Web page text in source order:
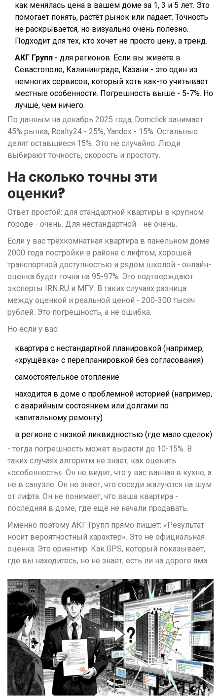
как менялась цена в вашем доме за 1, 3 и 5 лет. Это
помогает понять, растёт рынок или падает. Точность
не раскрывается, но визуально очень полезно.
Подходит для тех, кто хочет не просто цену, а тренд.
АКГ Групп - для регионов. Если вы живёте в
Севастополе, Калининграде, Казани - это один из
немногих сервисов, который хоть как-то учитывает
местные особенности. Погрешность выше - 5-7%. Но
лучше, чем ничего.
По данным на декабрь 2025 года, Domclick занимает
45% рынка, Realty24 - 25%, Yandex - 15%. Остальные
делят оставшиеся 15%. Это не случайно. Люди
выбирают точность, скорость и простоту.
На сколько точны эти
оценки?
Ответ простой: для стандартной квартиры в крупном
городе - очень. Для нестандартной - не очень.
Если у вас трёхкомнатная квартира в панельном доме
2000 года постройки в районе с лифтом, хорошей
транспортной доступностью и рядом школой - онлайн-
оценка будет точна на 95-97%. Это подтверждают
эксперты IRN.RU и МГУ. В таких случаях разница
между оценкой и реальной ценой - 200-300 тысяч
рублей. Это погрешность, а не ошибка.
Но если у вас:
квартира с нестандартной планировкой (например,
«хрущёвка» с перепланировкой без согласования)
самостоятельное отопление
находится в доме с проблемной историей (например,
с аварийным состоянием или долгами по
капитальному ремонту)
в регионе с низкой ликвидностью (где мало сделок)
- тогда погрешность может вырасти до 10-15%. В
таких случаях алгоритм не знает, как оценить
«особенность». Он не видит, что у вас ванная в кухне, а
не в санузле. Он не знает, что соседи жалуются на шум
от лифта. Он не понимает, что ваша квартира -
последняя в доме, где ещё не начали продавать.
Именно поэтому АКГ Групп прямо пишет: «Результат
носит вероятностный характер». Это не официальная
оценка. Это ориентир. Как GPS, который показывает,
где вы находитесь, но не знает, есть ли на дороге яма.